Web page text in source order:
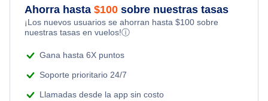
Flights Under $99
Flights Under $199
Flights from Toronto to Shanghai
Flights from Nueva York to Tel Aviv
Romantic Vacations
Adventure Vacations
Beach Vacations
Ahorra hasta $100 sobre nuestras tasas
¡Los nuevos usuarios se ahorran hasta $100 sobre
nuestras tasas en vuelos!ⓘ
Gana hasta 6X puntos
Soporte prioritario 24/7
Llamadas desde la app sin costo